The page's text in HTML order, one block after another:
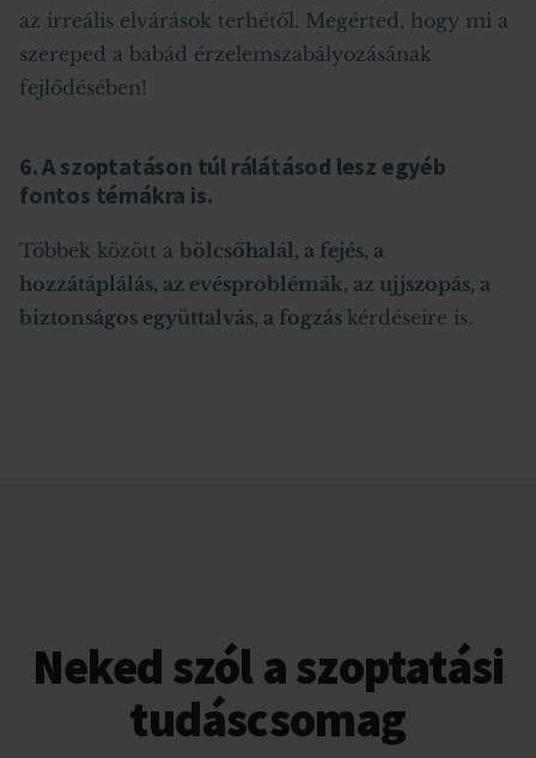
az irreális elvárások terhétől. Megérted, hogy mi a
szereped a babád érzelemszabályozásának
fejlődésében!
6. A szoptatáson túl rálátásod lesz egyéb
fontos témákra is.
Többek között a bölcsőhalál, a fejés, a
hozzátáplálás, az evésproblémák, az ujjszopás, a
biztonságos együttalvás, a fogzás kérdéseire is.
Neked szól a szoptatási
tudáscsomag